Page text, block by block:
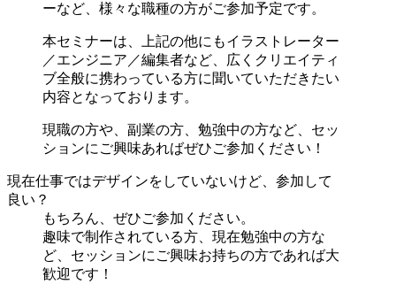
ーなど、様々な職種の方がご参加予定です。
本セミナーは、上記の他にもイラストレーター
／エンジニア／編集者など、広くクリエイティ
ブ全般に携わっている方に聞いていただきたい
内容となっております。
現職の方や、副業の方、勉強中の方など、セッ
ションにご興味あればぜひご参加ください！
現在仕事ではデザインをしていないけど、参加して
良い？
もちろん、ぜひご参加ください。
趣味で制作されている方、現在勉強中の方な
ど、セッションにご興味お持ちの方であれば大
歓迎です！